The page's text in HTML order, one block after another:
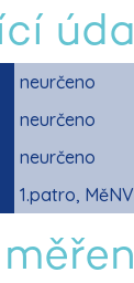
neurčeno
neurčeno
neurčeno
1.patro,